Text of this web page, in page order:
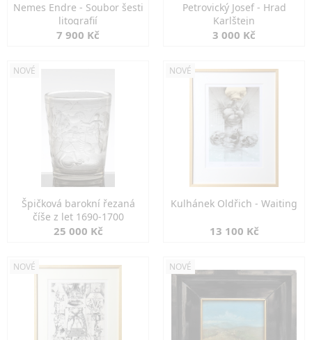
Nemes Endre - Soubor šesti
litografií
7 900 Kč
Petrovický Josef - Hrad
Karlštejn
3 000 Kč
NOVÉ
Špičková barokní řezaná
číše z let 1690-1700
25 000 Kč
NOVÉ
Kulhánek Oldřich - Waiting
13 100 Kč
NOVÉ NOVÉ